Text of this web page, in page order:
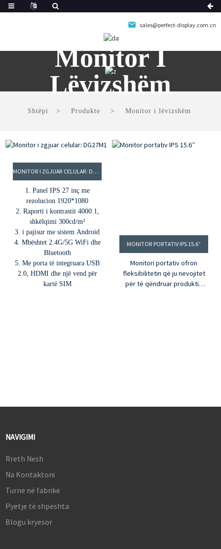
sales@perfect-display.com.cn
Monitor I
Lëvizshëm
Shtëpi Produkte Monitor i lëvizshëm
MONITOR I ZGJUAR CELULAR: DG27M1
1. Panel IPS 27 inç me
rezolucion 1920*1080
2. Raporti i kontrastit 4000:1,
shkëlqimi 300cd/m²
3. i pajisur me sistem Android
4. Mbështet 2.4G/5G WiFi dhe
Bluetooth
5. Me porta të integruara USB
2.0, HDMI dhe një vend për
kartë SIM
MONITOR PORTATIV IPS 15.6”
Monitori portativ ofron
fleksibilitetin që ju nevojitet
për të qëndruar produktiv
NAVIGIMI
Rreth Nesh
Na Kontaktoni
Turne në fabrikë
Pyetje të shpeshta
Blogu kryesor